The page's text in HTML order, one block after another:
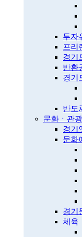
투자
프리
경기
반환
경기
반도
문화ㆍ관
경기
문화
경기
체육